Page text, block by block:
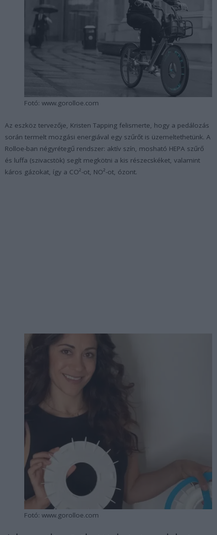
Fotó: www.gorolloe.com
Az eszköz tervezője, Kristen Tapping felismerte, hogy a pedálozás
során termelt mozgási energiával egy szűrőt is üzemeltethetünk. A
Rolloe-ban négyrétegű rendszer: aktív szín, mosható HEPA szűrő
és luffa (szivacstök) segít megkötni a kis részecskéket, valamint
káros gázokat, így a CO²-ot, NO²-ot, ózont.
Fotó: www.gorolloe.com